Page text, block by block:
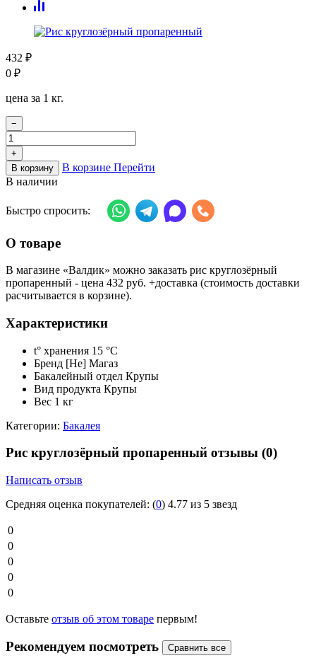
432 ₽
0 ₽
цена за 1 кг.
−
+
В корзину
В корзине Перейти
В наличии
Быстро спросить:
О товаре
В магазине «Валдик» можно заказать рис круглозёрный
пропаренный - цена 432 руб. +доставка (стоимость доставки
расчитывается в корзине).
Характеристики
t° хранения 15 °C
Бренд [Не] Магаз
Бакалейный отдел Крупы
Вид продукта Крупы
Вес 1 кг
Категории: Бакалея
Рис круглозёрный пропаренный отзывы (0)
Написать отзыв
Средняя оценка покупателей: (0) 4.77 из 5 звезд
0
0
0
0
0
Оставьте отзыв об этом товаре первым!
Рекомендуем посмотреть